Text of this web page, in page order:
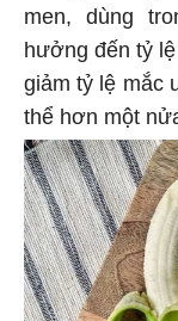
men, dùng
hưởng đến tỷ
giảm tỷ lệ mắc
thể hơn một